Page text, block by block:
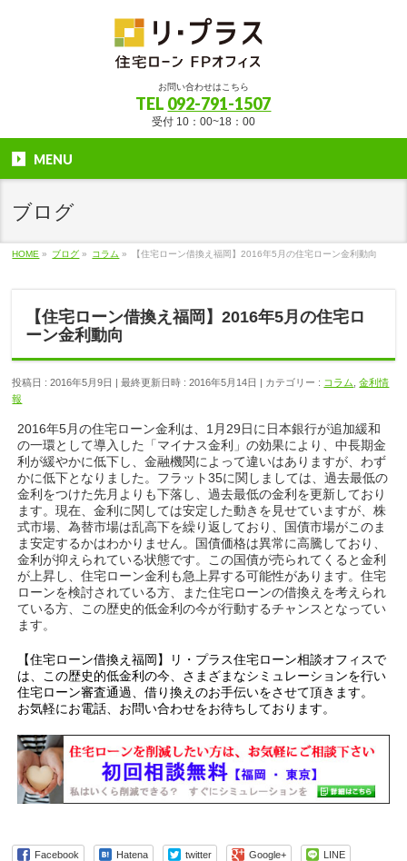
お問い合わせはこちら
TEL 092-791-1507
受付 10：00~18：00
MENU
ブログ
HOME » ブログ » コラム » 【住宅ローン借換え福岡】2016年5月の住宅ローン金利動向
【住宅ローン借換え福岡】2016年5月の住宅ロ
ーン金利動向
投稿日 : 2016年5月9日 最終更新日時 : 2016年5月14日 カテゴリー : コラム ,金利情
報
2016年5月の住宅ローン金利は、1月29日に日本銀行が追加緩和
の一環として導入した「マイナス金利」の効果により、中長期金
利が緩やかに低下し、金融機関によって違いはありますが、わず
かに低下となりました。フラット35に関しましては、過去最低の
金利をつけた先月よりも下落し、過去最低の金利を更新しており
ます。現在、金利に関しては安定した動きを見せていますが、株
式市場、為替市場は乱高下を繰り返しており、国債市場がこのま
ま安定するかはわかりません。国債価格は異常に高騰しており、
金利が抑えられている状態です。この国債が売られてくると金利
が上昇し、住宅ローン金利も急上昇する可能性があります。住宅
ローンを検討されている方、また住宅ローンの借換えを考えられ
ている方、この歴史的低金利の今が行動するチャンスとなってい
ます。
【住宅ローン借換え福岡】リ・プラス住宅ローン相談オフィスで
は、この歴史的低金利の今、さまざまなシミュレーションを行い
住宅ローン審査通過、借り換えのお手伝いをさせて頂きます。
お気軽にお電話、お問い合わせをお待ちしております。
Facebook Hatena twitter Google+ LINE